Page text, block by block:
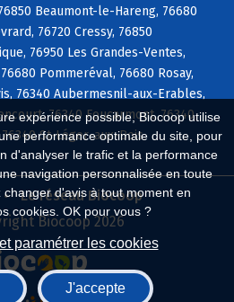
expérience possible, Biocoop utilise
performance optimale du site, pour
d'analyser le trafic et la performance
navigation personnalisée en toute
changer d'avis à tout moment en
cookies. OK pour vous ?
paramétrer les cookies
J'accepte
Beaumont-le-Hareng, 76680
76720 Cressy, 76850
76950 Les Grandes-Ventes,
Pommeréval, 76680 Rosay,
76340 Aubermesnil-aux-Erables,
76340 Foucarmont, 76340
St-Léger-aux-Bois
Le réseau Biocoop
Biocoop 2026